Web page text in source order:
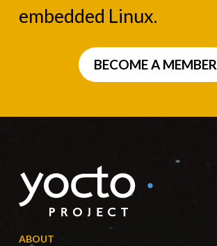
embedded Linux.
BECOME A MEMBER
ABOUT